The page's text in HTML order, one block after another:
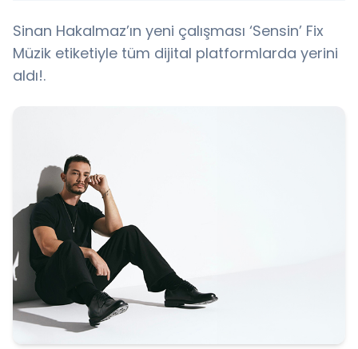
Sinan Hakalmaz’ın yeni çalışması ‘Sensin’ Fix
Müzik etiketiyle tüm dijital platformlarda yerini
aldı!.